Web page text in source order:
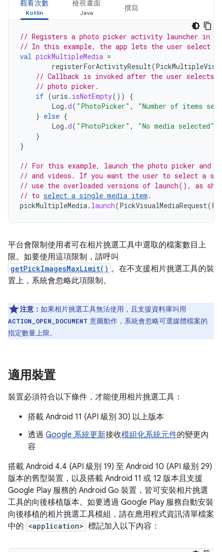
觀看次數 檢視畫面
撰寫
// Registers a photo picker activity launcher in
// In this example, the app lets the user select
val pickMultipleMedia =
registerForActivityResult(
// Callback is invoked after the user selects
// photo picker.
if (uris . isNotEmpty())
{
Log .d( "PhotoPicker" ,
"Number of items
} else {
Log .d( "PhotoPicker" , "No media selected"
}
}
// For this example, launch the photo picker and
// and videos. If you want the user to select a
// use the overloaded versions of launch(), as
// to select a single media item .
pickMultipleMedia. launch(PickVisualMediaRequest(
平台會限制使用者可在相片挑選工具中選取的檔案數目上
限。如要使用這項限制，請呼叫
getPickImagesMaxLimit() 。在不支援相片挑選工具的裝
置上，系統會忽略此項限制。
注意： 如果相片挑選工具無法使用，且支援資料庫叫用
ACTION_OPEN_DOCUMENT 意圖動作，系統會忽略可選媒體檔案的
指定數量上限。
適用裝置
裝置必須符合以下條件，才能使用相片挑選工具：
搭載 Android 11 (API 級別 30) 以上版本
透過 Google 系統更新接收模組化系統元件的變更內
容
搭載 Android 4.4 (API 級別 19) 至 Android 10 (API 級別 29)
版本的舊型裝置，以及搭載 Android 11 或 12 版本且支援
Google Play 服務的 Android Go 裝置，皆可安裝相片挑選
工具的向後移植版本。如要透過 Google Play 服務自動安裝
向後移植的相片挑選工具模組，請在應用程式資訊清單檔案
中的 <application> 標記加入以下內容：